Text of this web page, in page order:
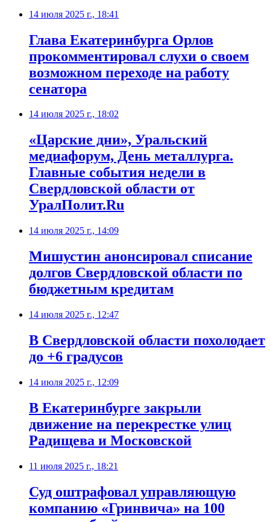
14 июля 2025 г., 18:41
Глава Екатеринбурга Орлов
прокомментировал слухи о своем
возможном переходе на работу
сенатора
14 июля 2025 г., 18:02
«Царские дни», Уральский
медиафорум, День металлурга.
Главные события недели в
Свердловской области от
УралПолит.Ru
14 июля 2025 г., 14:09
Мишустин анонсировал списание
долгов Свердловской области по
бюджетным кредитам
14 июля 2025 г., 12:47
В Свердловской области похолодает
до +6 градусов
14 июля 2025 г., 12:09
В Екатеринбурге закрыли
движение на перекрестке улиц
Радищева и Московской
11 июля 2025 г., 18:21
Суд оштрафовал управляющую
компанию «Гринвича» на 100